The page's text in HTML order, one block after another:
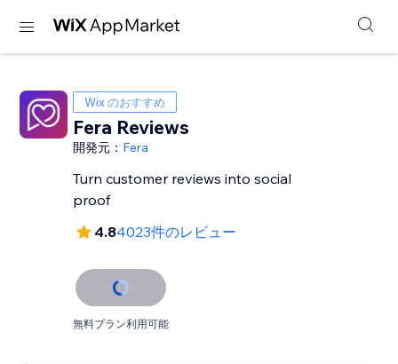
Wix のおすすめ
Fera Reviews
開発元： Fera
Turn customer reviews into social
proof
4.84023件のレビュー
無料プラン利用可能